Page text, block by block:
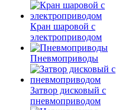
Кран шаровой с
электроприводом
Пневмоприводы
Затвор дисковый с
пневмоприводом